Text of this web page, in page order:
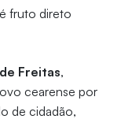
fruto direto
Freitas,
cearense por
de cidadão,